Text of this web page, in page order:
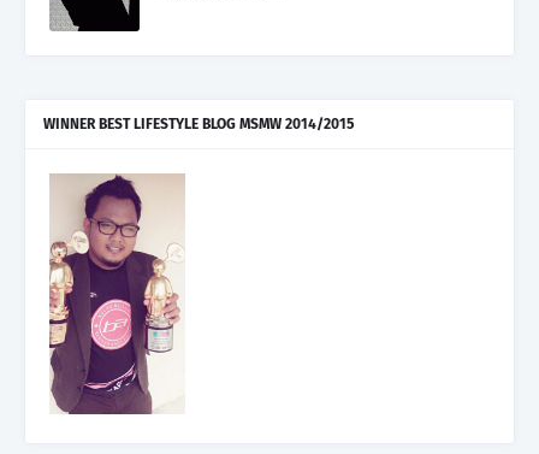
WINNER BEST LIFESTYLE BLOG MSMW 2014/2015